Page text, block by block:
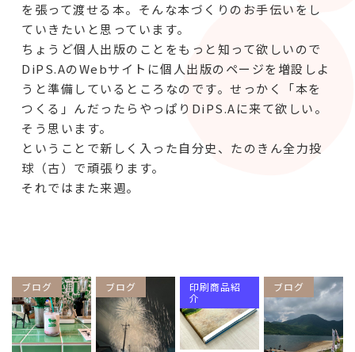
を張って渡せる本。そんな本づくりのお手伝いをし
ていきたいと思っています。
ちょうど個人出版のことをもっと知って欲しいので
DiPS.AのWebサイトに個人出版のページを増設しよ
うと準備しているところなのです。せっかく「本を
つくる」んだったらやっぱりDiPS.Aに来て欲しい。
そう思います。
ということで新しく入った自分史、たのきん全力投
球（古）で頑張ります。
それではまた来週。
ブログ ブログ
印刷商品紹
介
ブログ